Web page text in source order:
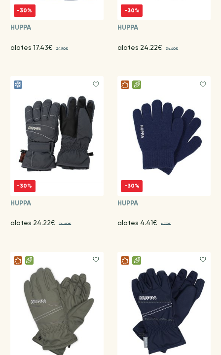
-30%
HUPPA
alates 17.43€ 24.90€
-30%
HUPPA
alates 24.22€ 34.60€
-30%
HUPPA
alates 24.22€ 34.60€
-30%
HUPPA
alates 4.41€ 6.30€